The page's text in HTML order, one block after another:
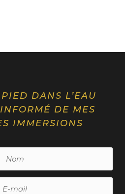
DANS L’EAU
DE MES
IMMERSIONS